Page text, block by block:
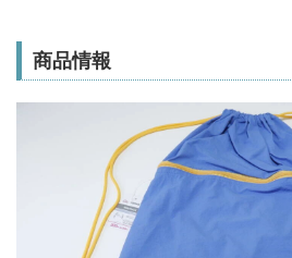
商品情報